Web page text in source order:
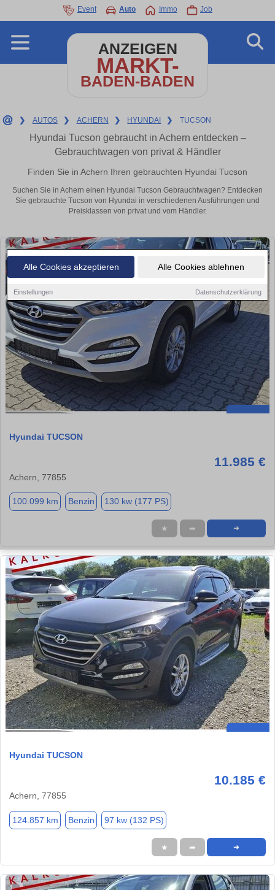
Alle Cookies akzeptieren Alle Cookies ablehnen
Einstellungen Datenschutzerklärung
Event Auto Immo Job
ANZEIGEN
MARKT-
BADEN-BADEN
❯ AUTOS ❯ ACHERN ❯ HYUNDAI ❯ TUCSON
Hyundai Tucson gebraucht in Achern entdecken –
Gebrauchtwagen von privat & Händler
Finden Sie in Achern Ihren gebrauchten Hyundai Tucson
Suchen Sie in Achern einen Hyundai Tucson Gebrauchtwagen? Entdecken
Sie gebrauchte Tucson von Hyundai in verschiedenen Ausführungen und
Preisklassen von privat und vom Händler.
Hyundai TUCSON
11.985 €
Achern, 77855
100.099 km Benzin 130 kw (177 PS)
★ ➦ ➜
Hyundai TUCSON
10.185 €
Achern, 77855
124.857 km Benzin 97 kw (132 PS)
★ ➦ ➜